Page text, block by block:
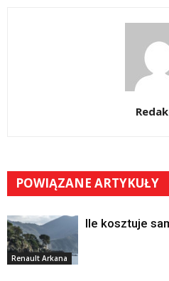
POWIĄZANE ARTYKUŁY
Renault Arkana
Ile kosztuje